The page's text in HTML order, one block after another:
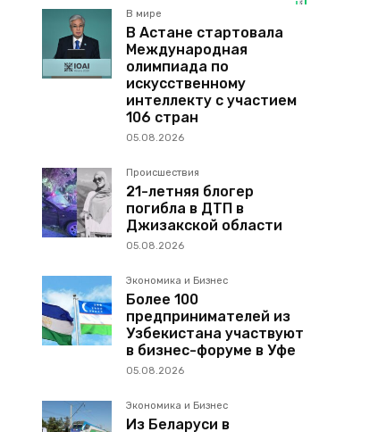
В мире
В Астане стартовала
Международная
олимпиада по
искусственному
интеллекту с участием
106 стран
05.08.2026
Происшествия
21-летняя блогер
погибла в ДТП в
Джизакской области
05.08.2026
Экономика и Бизнес
Более 100
предпринимателей из
Узбекистана участвуют
в бизнес-форуме в Уфе
05.08.2026
Экономика и Бизнес
Из Беларуси в